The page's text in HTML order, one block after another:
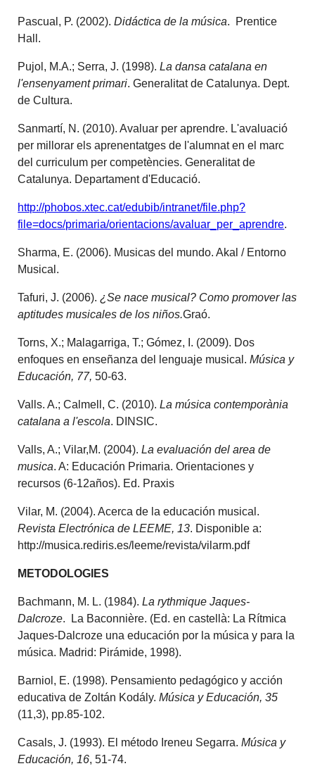
Pascual, P. (2002).Didáctica de la música. Prentice
Hall.
Pujol, M.A.; Serra, J. (1998).La dansa catalana en
l'ensenyament primari. Generalitat de Catalunya. Dept.
de Cultura.
Sanmartí, N. (2010). Avaluar per aprendre. L'avaluació
per millorar els aprenentatges de l'alumnat en el marc
del curriculum per competències. Generalitat de
Catalunya. Departament d'Educació.
http://phobos.xtec.cat/edubib/intranet/file.php?
file=docs/primaria/orientacions/avaluar_per_aprendre.
Sharma, E. (2006). Musicas del mundo. Akal / Entorno
Musical.
Tafuri, J. (2006).¿Se nace musical? Como promover las
aptitudes musicales de los niños.Graó.
Torns, X.; Malagarriga, T.; Gómez, I. (2009). Dos
enfoques en enseñanza del lenguaje musical.Música y
Educación, 77,50-63.
Valls. A.; Calmell, C. (2010).La música contemporània
catalana a l'escola. DINSIC.
Valls, A.; Vilar,M. (2004).La evaluación del area de
musica. A: Educación Primaria. Orientaciones y
recursos (6-12años). Ed. Praxis
Vilar, M. (2004). Acerca de la educación musical.
Revista Electrónica de LEEME, 13. Disponible a:
http://musica.rediris.es/leeme/revista/vilarm.pdf
METODOLOGIES
Bachmann, M. L. (1984).La rythmique Jaques-
Dalcroze. La Baconnière. (Ed. en castellà: La Rítmica
Jaques-Dalcroze una educación por la música y para la
música. Madrid: Pirámide, 1998).
Barniol, E. (1998). Pensamiento pedagógico y acción
educativa de Zoltán Kodály.Música y Educación, 35
(11,3), pp.85-102.
Casals, J. (1993). El método Ireneu Segarra.Música y
Educación, 16, 51-74.